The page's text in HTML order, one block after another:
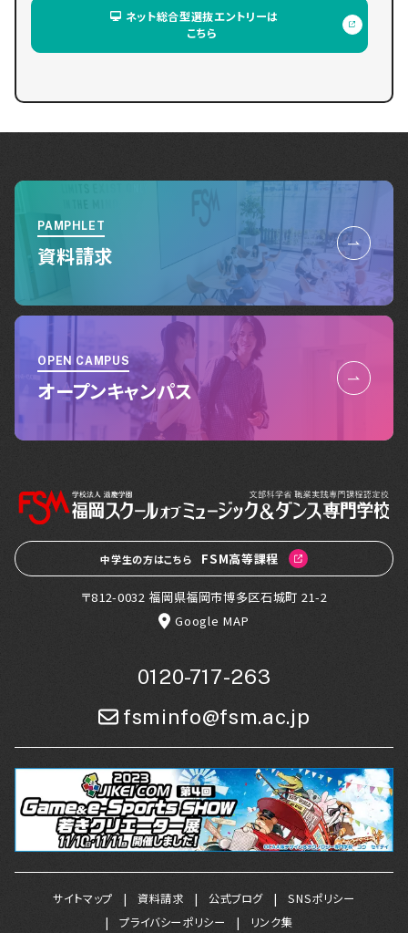
ネット総合型選抜エントリーは
こちら
PAMPHLET
資料請求
OPEN CAMPUS
オープンキャンパス
中学生の方はこちら FSM高等課程
〒812-0032 福岡県福岡市博多区石城町 21-2
Google MAP
0120-717-263
fsminfo@fsm.ac.jp
サイトマップ 資料請求 公式ブログ
SNSポリシー
プライバシーポリシー
リンク集